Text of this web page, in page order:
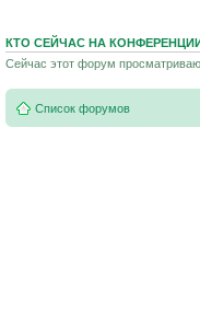
КТО СЕЙЧАС НА
Сейчас этот форум
Список форумов